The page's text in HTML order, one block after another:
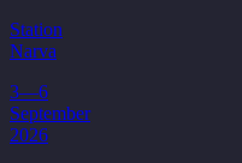
Station
Narva
3—6
September
2026